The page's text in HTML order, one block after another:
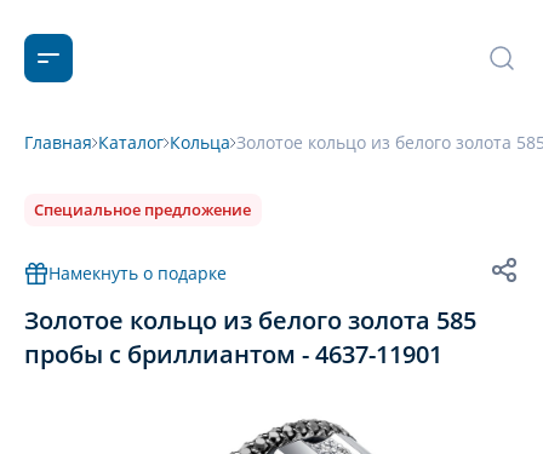
Главная Каталог Кольца Золотое кольцо из белого золота
Специальное предложение
Намекнуть о подарке
Золотое кольцо из белого золота 585
пробы с бриллиантом - 4637-11901